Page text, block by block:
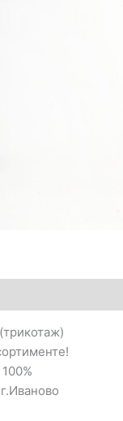
г.Иваново